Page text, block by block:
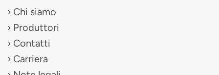
Chi siamo
Produttori
Contatti
Carriera